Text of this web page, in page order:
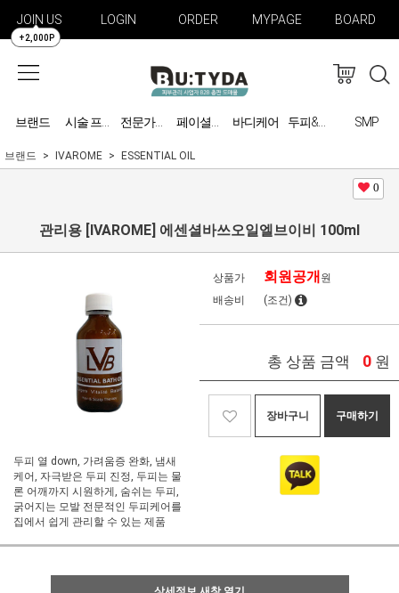
JOIN US
+2,000P
LOGIN ORDER MYPAGE BOARD
브랜드 시술 프로그램 전문가용 미용기기 페이셜케어 바디케어 두피&탈모 관리 SMP
브랜드 IVAROME ESSENTIAL OIL
0
관리용 [IVAROME] 에센셜바쓰오일엘브이비 100ml
두피 열 down, 가려움증 완화, 냄새
케어, 자극받은 두피 진정, 두피는 물
론 어깨까지 시원하게, 숨쉬는 두피,
굵어지는 모발 전문적인 두피케어를
집에서 쉽게 관리할 수 있는 제품
상품가 회원공개원
배송비
(조건)
총 상품 금액 0 원
장바구니 구매하기